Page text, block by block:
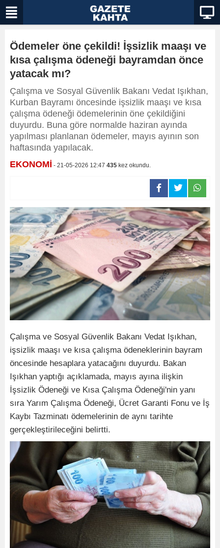
Ödemeler öne çekildi! İşsizlik maaşı ve
kısa çalışma ödeneği bayramdan önce
yatacak mı?
Çalışma ve Sosyal Güvenlik Bakanı Vedat Işıkhan,
Kurban Bayramı öncesinde işsizlik maaşı ve kısa
çalışma ödeneği ödemelerinin öne çekildiğini
duyurdu. Buna göre normalde haziran ayında
yapılması planlanan ödemeler, mayıs ayının son
haftasında yapılacak.
EKONOMİ - 21-05-2026 12:47 435 kez okundu.
Çalışma ve Sosyal Güvenlik Bakanı Vedat Işıkhan,
işsizlik maaşı ve kısa çalışma ödeneklerinin bayram
öncesinde hesaplara yatacağını duyurdu. Bakan
Işıkhan yaptığı açıklamada, mayıs ayına ilişkin
İşsizlik Ödeneği ve Kısa Çalışma Ödeneği'nin yanı
sıra Yarım Çalışma Ödeneği, Ücret Garanti Fonu ve İş
Kaybı Tazminatı ödemelerinin de aynı tarihte
gerçekleştirileceğini belirtti.